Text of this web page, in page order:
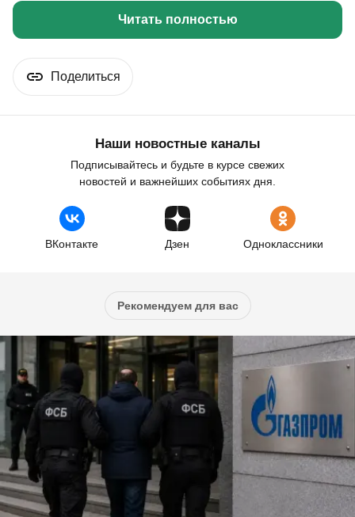
Читать полностью
Поделиться
Наши новостные каналы
Подписывайтесь и будьте в курсе свежих
новостей и важнейших событиях дня.
ВКонтакте Дзен Одноклассники
Рекомендуем для вас